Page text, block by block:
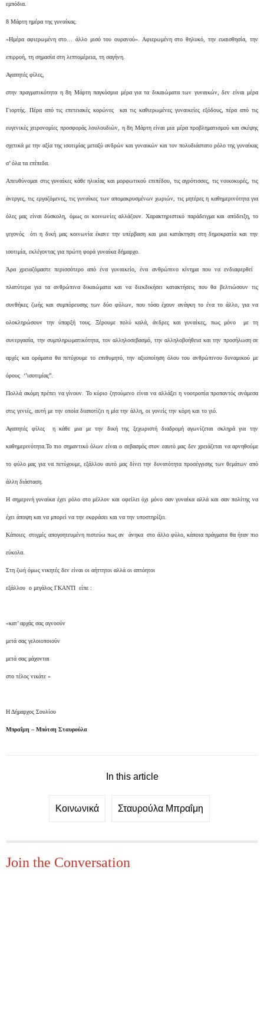
εμπόδια.
8 Μάρτη ημέρα της γυναίκας.
«Ημέρα αφιερωμένη στο… άλλο μισό του ουρανού». Αφιερωμένη στο θηλυκό, την ευαισθησία, την
επιρροή, τη σημασία στη λεπτομέρεια, τη σαγήνη.
Αγαπητές φίλες,
στην πραγματικότητα η 8η Μάρτη παγκόσμια μέρα για τα δικαιώματα των γυναικών, δεν είναι μέρα
Γιορτής. Πέρα από τις επετειακές κορώνες και τις καθιερωμένες γυναικείες εξόδους, πέρα από τις
ευγενικές χειρονομίες προσφοράς λουλουδιών, η 8η Μάρτη είναι μια μέρα προβληματισμού και σκέψης
σχετικά με την αξία της ισοτιμίας μεταξύ ανδρών και γυναικών και τον πολυδιάστατο ρόλο της γυναίκας
σ’ όλα τα επίπεδα.
Απευθύνομαι στις γυναίκες κάθε ηλικίας και μορφωτικού επιπέδου, τις αγρότισσες, τις νοικοκυρές, τις
άνεργες, τις εργαζόμενες, τις γυναίκες των απομακρυσμένων χωριών, τις μητέρες η καθημερινότητα για
όλες μας είναι δύσκολη, όμως οι κοινωνίες αλλάζουν. Χαρακτηριστικό παράδειγμα και απόδειξη, το
γεγονός ότι η δική μας κοινωνία έκανε την υπέρβαση και μια κατάκτηση στη δημοκρατία και την
ισοτιμία, εκλέγοντας για πρώτη φορά γυναίκα δήμαρχο.
Άρα χρειαζόμαστε περισσότερο από ένα γυναικείο, ένα ανθρώπινο κίνημα που να ενδιαφερθεί
πλατύτερα για τα ανθρώπινα δικαιώματα και να διεκδικήσει κατακτήσεις που θα βελτιώσουν τις
συνθήκες ζωής και συμπόρευσης των δύο φύλων, που τόσο έχουν ανάγκη το ένα το άλλο, για να
ολοκληρώσουν την ύπαρξή τους. Ξέρουμε πολύ καλά, άνδρες και γυναίκες, πως μόνο με τη
συνεργασία, την συμπληρωματικότητα, τον αλληλοσεβασμό, την αλληλοβοήθεια και την προσήλωση σε
αρχές και οράματα θα πετύχουμε το επιθυμητό, την αξιοποίηση όλου του ανθρώπινου δυναμικού με
όρους ‘’ισοτιμίας”.
Πολλά ακόμη πρέπει να γίνουν. Το κύριο ζητούμενο είναι να αλλάξει η νοοτροπία προπαντός ανάμεσα
στις γενιές, αυτή με την οποία διαποτίζει η μία την άλλη, οι γονείς την κόρη και το γιό.
Αγαπητές φίλες η κάθε μια με την δική της ξεχωριστή διαδρομή αγωνίζεται σκληρά για την
καθημερινότητα.Το πιο σημαντικό όλων είναι ο σεβασμός στον εαυτό μας δεν χρειάζεται να αρνηθούμε
το φύλο μας για να πετύχουμε, εξάλλου αυτό μας δίνει την δυνατότητα προσέγγισης των θεμάτων από
άλλη διάσταση.
Η σημερινή γυναίκα έχει ρόλο στο μέλλον και οφείλει όχι μόνο σαν γυναίκα αλλά και σαν πολίτης να
έχει άποψη και να μπορεί να την εκφράσει και να την υποστηρίξει.
Κάποιες στιγμές απογοητευμένη πιστεύω πως αν άνηκα στο άλλο φύλο, κάποια πράγματα θα ήταν πιο
εύκολα.
Στη ζωή όμως νικητές δεν είναι οι αήττητοι αλλά οι απτόητοι
εξάλλου ο μεγάλος ΓΚΑΝΤΙ είπε :
«κατ’ αρχάς σας αγνοούν
μετά σας γελοιοποιούν
μετά σας μάχονται
στο τέλος νικάτε »
Η Δήμαρχος Σουλίου
Μπραΐμη – Μπότση Σταυρούλα
In this article
Κοινωνικά Σταυρούλα Μπραΐμη
Join the Conversation